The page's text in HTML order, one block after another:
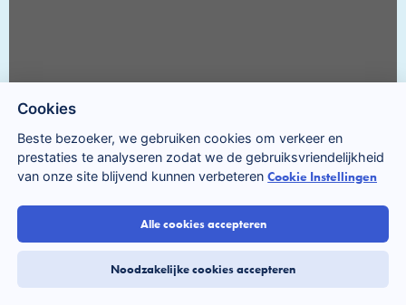
Cookies
Beste bezoeker, we gebruiken cookies om verkeer en
prestaties te analyseren zodat we de gebruiksvriendelijkheid
van onze site blijvend kunnen verbeterenCookie Instellingen
Alle cookies accepteren
Noodzakelijke cookies accepteren